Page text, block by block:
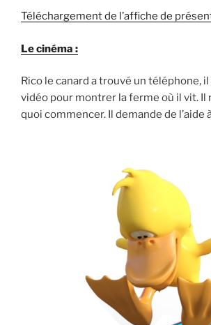
Téléchargement de l’affiche de
Le cinéma :
Rico le canard a trouvé un téléphone,
vidéo pour montrer la ferme où il vit. Il
quoi commencer. Il demande de l’aide